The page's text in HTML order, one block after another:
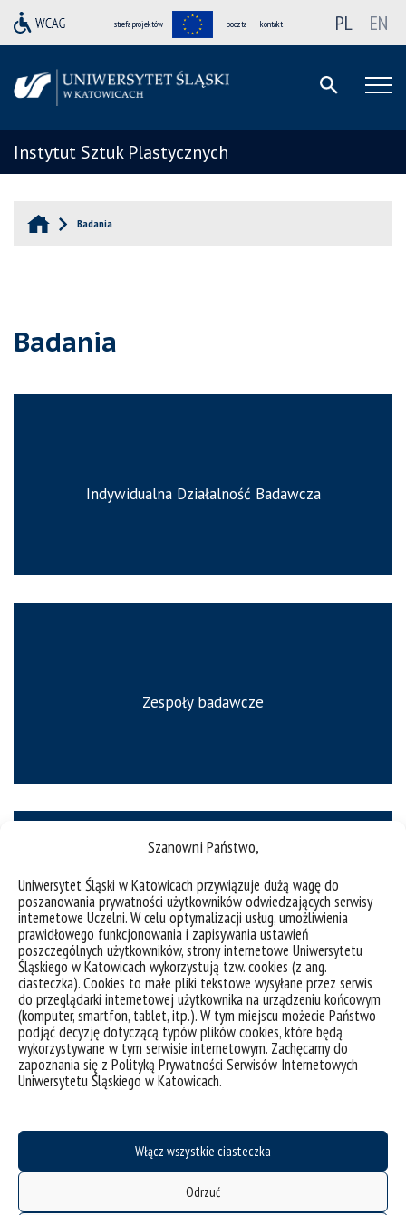
Szanowni Państwo,
Uniwersytet Śląski w Katowicach przywiązuje dużą wagę do
poszanowania prywatności użytkowników odwiedzających serwisy
internetowe Uczelni. W celu optymalizacji usług, umożliwienia
prawidłowego funkcjonowania i zapisywania ustawień
poszczególnych użytkowników, strony internetowe Uniwersytetu
Śląskiego w Katowicach wykorzystują tzw. cookies (z ang.
ciasteczka). Cookies to małe pliki tekstowe wysyłane przez serwis
do przeglądarki internetowej użytkownika na urządzeniu końcowym
(komputer, smartfon, tablet, itp.). W tym miejscu możecie Państwo
podjąć decyzję dotyczącą typów plików cookies, które będą
wykorzystywane w tym serwisie internetowym. Zachęcamy do
zapoznania się z Polityką Prywatności Serwisów Internetowych
Uniwersytetu Śląskiego w Katowicach.
Włącz wszystkie ciasteczka
Odrzuć
strefa projektów poczta kontakt PL EN
Instytut Sztuk Plastycznych
Badania
Badania
Indywidualna Działalność Badawcza
Zespoły badawcze
Regulaminy i druki